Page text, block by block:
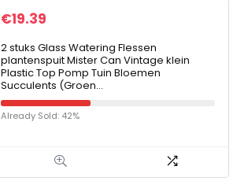
€19.39
2 stuks Glass Watering Flessen
plantenspuit Mister Can Vintage klein
Plastic Top Pomp Tuin Bloemen
Succulents (Groen…
Already Sold: 42%